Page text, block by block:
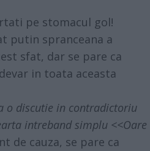
pe stomacul gol!
putin spranceana a
sfat, dar se pare ca
in toata aceasta
o discutie in contradictoriu
intreband simplu <<Oare
de cauza, se pare ca